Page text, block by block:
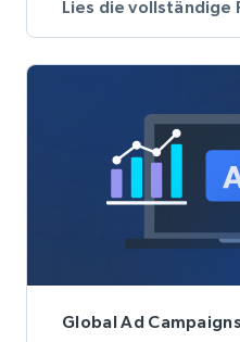
Lies die vollständige
Global Ad